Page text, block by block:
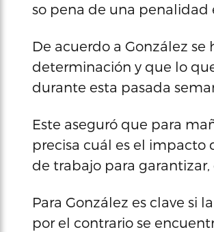
so pena de una penalidad
De acuerdo a González
determinación y que lo
durante esta pasada
Este aseguró que para
precisa cuál es el impacto
de trabajo para garantizar,
Para González es clave si
por el contrario se